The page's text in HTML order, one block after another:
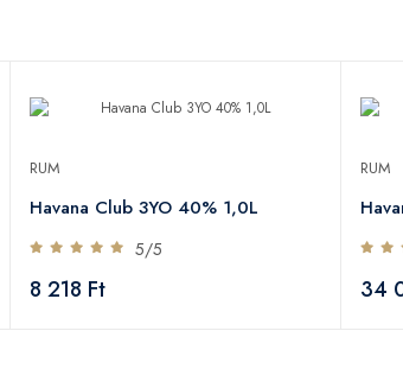
RUM
Havana Club 3YO 40% 1,0L
5/5
8 218 Ft
RUM
34